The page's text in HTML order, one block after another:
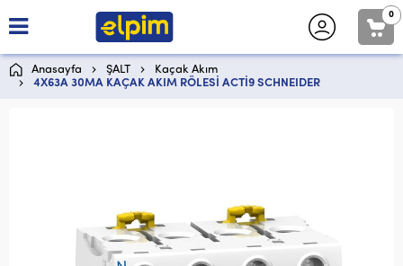
0
Anasayfa ŞALT
Kaçak Akım
4X63A 30MA KAÇAK AKIM RÖLESİ ACTİ9 SCHNEIDER